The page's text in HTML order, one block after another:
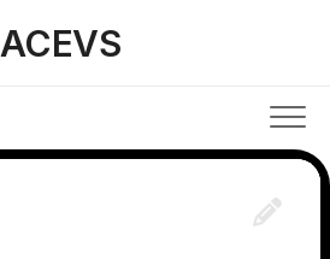
ACEVS